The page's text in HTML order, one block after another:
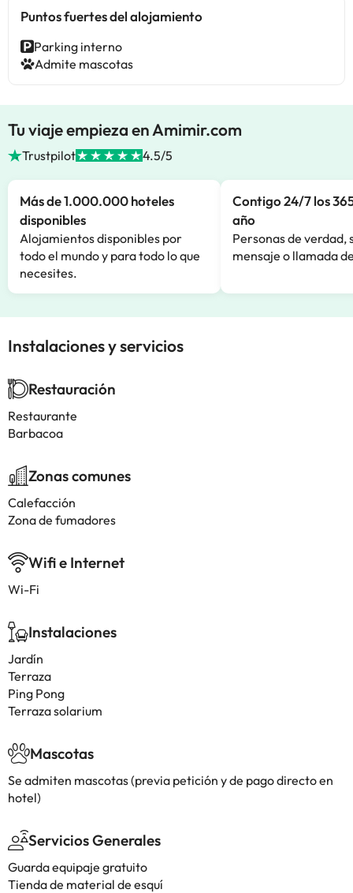
Puntos fuertes del alojamiento
Parking interno
Admite mascotas
Tu viaje empieza en Amimir.com
Trustpilot 4.5/5
Más de 1.000.000 hoteles
disponibles
Alojamientos disponibles por
todo el mundo y para todo lo que
necesites.
Contigo 24/7 los
año
Personas de verdad,
mensaje o llamada
Instalaciones y servicios
Restauración
Restaurante
Barbacoa
Zonas comunes
Calefacción
Zona de fumadores
Wifi e Internet
Wi-Fi
Instalaciones
Jardín
Terraza
Ping Pong
Terraza solarium
Mascotas
Se admiten mascotas (previa petición y de pago directo en
hotel)
Servicios Generales
Guarda equipaje gratuito
Tienda de material de esquí